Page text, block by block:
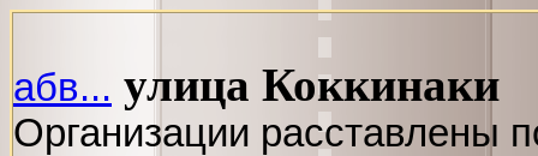
абв... улица Коккинаки
Организации расставлены